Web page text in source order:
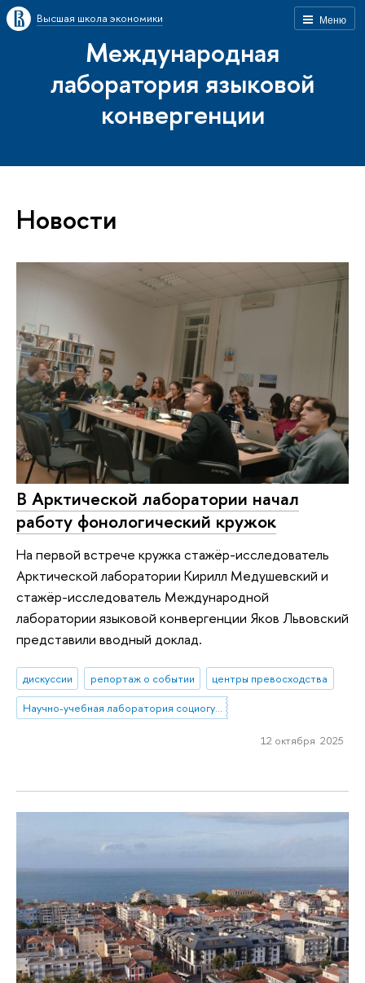
Меню
Высшая школа экономики
Международная
лаборатория языковой
конвергенции
Новости
В Арктической лаборатории начал
работу фонологический кружок
На первой встрече кружка стажёр-исследователь
Арктической лаборатории Кирилл Медушевский и
стажёр-исследователь Международной
лаборатории языковой конвергенции Яков Львовский
представили вводный доклад.
дискуссии репортаж о событии
центры превосходства
Научно-учебная лаборатория социогуманитарных исследований Севера и Арктики
12 октября 2025